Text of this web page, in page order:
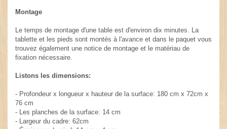
Montage
Le temps de montage d'une table est d'environ dix minutes. La
tablette et les pieds sont montés à l'avance et dans le paquet vous
trouvez également une notice de montage et le matériau de
fixation nécessaire.
Listons les dimensions:
- Profondeur x longueur x hauteur de la surface: 180 cm x 72cm x
76 cm
- Les planches de la surface: 14 cm
- Largeur du cadre: 62cm